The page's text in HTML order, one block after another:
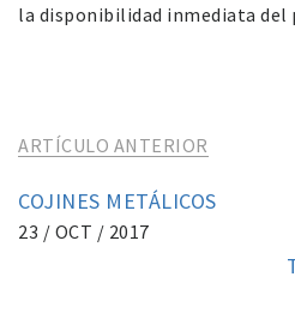
la disponibilidad inmediata del
ARTÍCULO ANTERIOR
COJINES METÁLICOS
23 / OCT / 2017